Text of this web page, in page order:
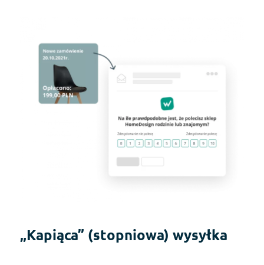
„Kapiąca” (stopniowa) wysyłka